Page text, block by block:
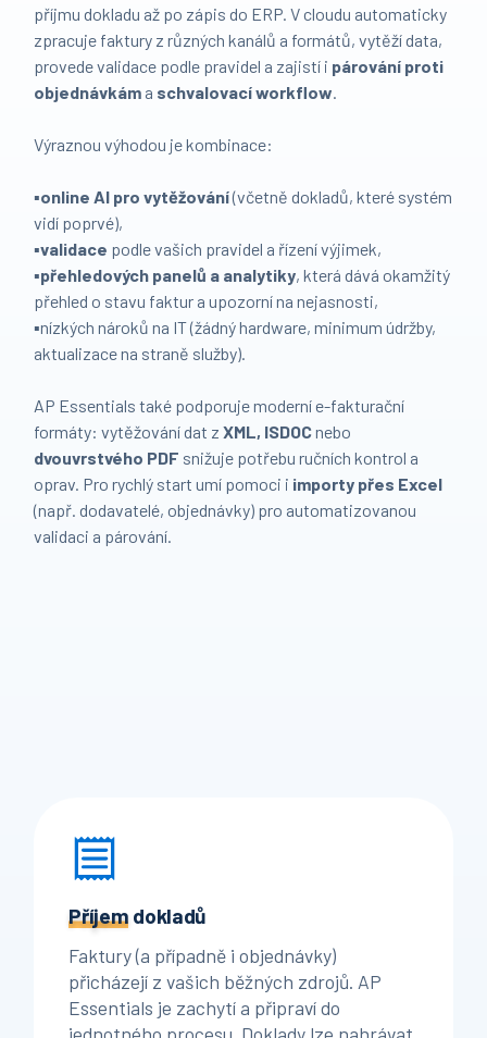
příjmu dokladu až po zápis do ERP. V cloudu automaticky
zpracuje faktury z různých kanálů a formátů, vytěží data,
provede validace podle pravidel a zajistí i párování proti
objednávkám a schvalovací workflow
Výraznou výhodou je kombinace:
▪️online AI pro vytěžování(včetně dokladů, které systém
vidí poprvé),
▪️validace podle vašich pravidel a řízení výjimek,
▪️přehledových panelů a analytiky, která dává okamžitý
přehled o stavu faktur a upozorní na nejasnosti,
▪️nízkých nároků na IT (žádný hardware, minimum údržby,
aktualizace na straně služby).
AP Essentials také podporuje moderní e-fakturační
formáty: vytěžování dat zXML, ISDOCnebo
dvouvrstvého PDF snižuje potřebu ručních kontrol a
oprav. Pro rychlý start umí pomoci i importy přes Excel
(např. dodavatelé, objednávky) pro automatizovanou
validaci a párování.
Příjem dokladů
Faktury (a případně i objednávky)
přicházejí z vašich běžných zdrojů. AP
Essentials je zachytí a připraví do
jednotného procesu. Doklady lze nahrávat